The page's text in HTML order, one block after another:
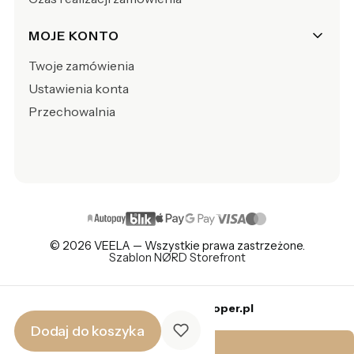
MOJE KONTO
Twoje zamówienia
Ustawienia konta
Przechowalnia
© 2026 VEELA — Wszystkie prawa zastrzeżone.
Szablon NØRD Storefront
Sklep internetowy Shoper.pl
Dodaj do koszyka